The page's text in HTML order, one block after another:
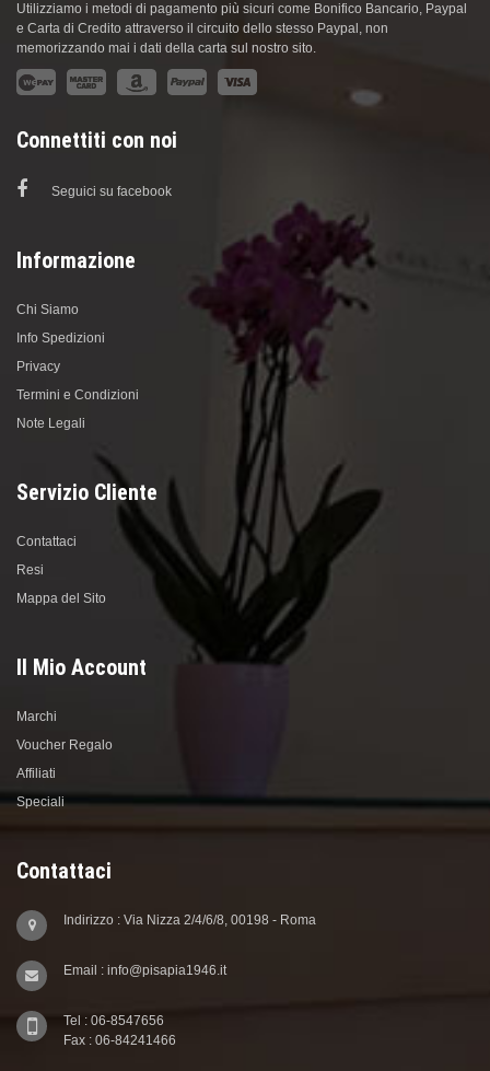
Utilizziamo i metodi di pagamento più sicuri come Bonifico Bancario, Paypal
e Carta di Credito attraverso il circuito dello stesso Paypal, non
memorizzando mai i dati della carta sul nostro sito.
Connettiti con noi
Seguici su facebook
Informazione
Chi Siamo
Info Spedizioni
Privacy
Termini e Condizioni
Note Legali
Servizio Cliente
Contattaci
Resi
Mappa del Sito
Il Mio Account
Marchi
Voucher Regalo
Affiliati
Speciali
Contattaci
Indirizzo : Via Nizza 2/4/6/8, 00198 - Roma
Email : info@pisapia1946.it
Tel : 06-8547656
Fax : 06-84241466